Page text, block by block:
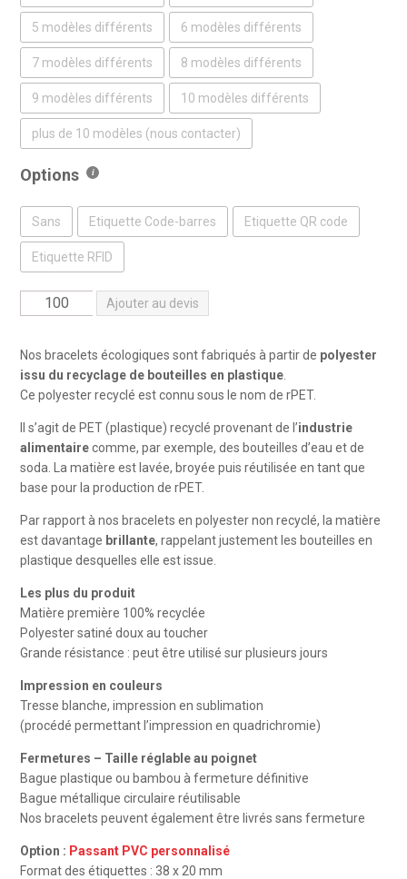
5 modèles différents 6 modèles différents
7 modèles différents 8 modèles différents
9 modèles différents 10 modèles différents
plus de 10 modèles (nous contacter)
Options
Sans Etiquette Code-barres Etiquette QR code
Etiquette RFID
quantité
Bracelets
polyester
recyclé
quadri
Ajouter au devis
Nos bracelets écologiques sont fabriqués à partir de polyester
issu du recyclage de bouteilles en plastique
Ce polyester recyclé est connu sous le nom de rPET.
Il s’agit de PET (plastique) recyclé provenant de l’industrie
alimentairecomme, par exemple, des bouteilles d’eau et de
soda. La matière est lavée, broyée puis réutilisée en tant que
base pour la production de rPET.
Par rapport à nos bracelets en polyester non recyclé, la matière
est davantage brillante, rappelant justement les bouteilles en
plastique desquelles elle est issue.
Les plus du produit
Matière première 100% recyclée
Polyester satiné doux au toucher
Grande résistance : peut être utilisé sur plusieurs jours
Impression en couleurs
Tresse blanche, impression en sublimation
(procédé permettant l’impression en quadrichromie)
Fermetures – Taille réglable au poignet
Bague plastique ou bambou à fermeture définitive
Bague métallique circulaire réutilisable
Nos bracelets peuvent également être livrés sans fermeture
Option : Passant PVC personnalisé
Format des étiquettes : 38 x 20 mm